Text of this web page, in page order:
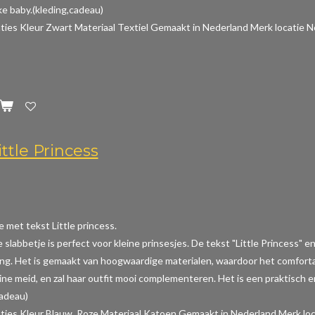
baby.(kleding,cadeau)
Kleur Zwart Materiaal Textiel Gemaakt in Nederland Merk locatie
Princess
met tekst Little princess.
slabbetje is perfect voor kleine prinsesjes. De tekst "Little Princess"
Het is gemaakt van hoogwaardige materialen, waardoor het
meid, en zal haar outfit mooi complementeren. Het is een praktisch